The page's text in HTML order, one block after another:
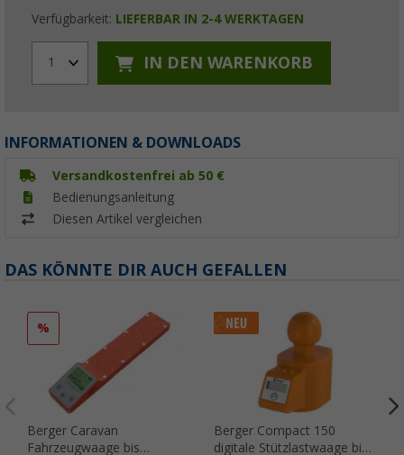
Verfügbarkeit: LIEFERBAR IN 2-4 WERKTAGEN
1 IN DEN WARENKORB
INFORMATIONEN & DOWNLOADS
Versandkostenfrei ab 50 €
Bedienungsanleitung
Diesen Artikel vergleichen
DAS KÖNNTE DIR AUCH GEFALLEN
%
Berger Caravan
Fahrzeugwaage bis
Berger Compact 150
digitale Stützlastwaage bis